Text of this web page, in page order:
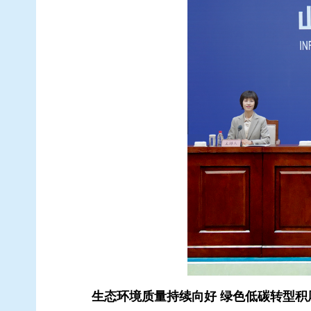
生态环境质量持续向好 绿色低碳转型积